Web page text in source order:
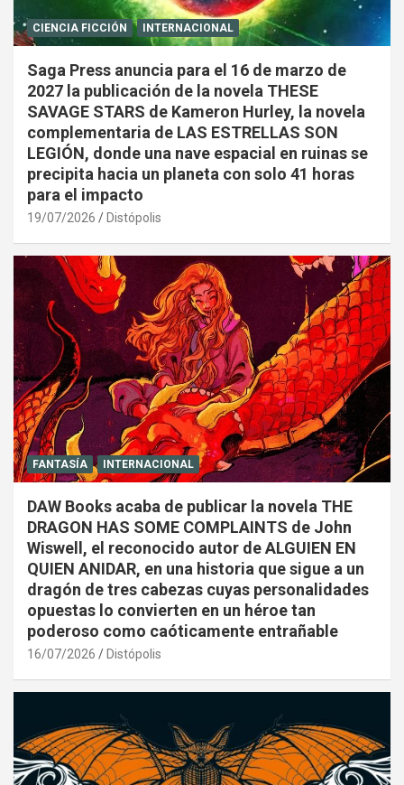
CIENCIA FICCIÓN INTERNACIONAL
Saga Press anuncia para el 16 de marzo de
2027 la publicación de la novela THESE
SAVAGE STARS de Kameron Hurley, la novela
complementaria de LAS ESTRELLAS SON
LEGIÓN, donde una nave espacial en ruinas se
precipita hacia un planeta con solo 41 horas
para el impacto
19/07/2026 Distópolis
FANTASÍA INTERNACIONAL
DAW Books acaba de publicar la novela THE
DRAGON HAS SOME COMPLAINTS de John
Wiswell, el reconocido autor de ALGUIEN EN
QUIEN ANIDAR, en una historia que sigue a un
dragón de tres cabezas cuyas personalidades
opuestas lo convierten en un héroe tan
poderoso como caóticamente entrañable
16/07/2026 Distópolis